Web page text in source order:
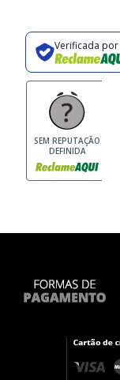
Verificada por
SEM REPUTAÇÃO
DEFINIDA